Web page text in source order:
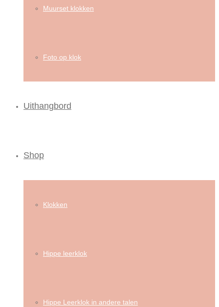
Muurset klokken
Foto op klok
Uithangbord
Shop
Klokken
Hippe leerklok
Hippe Leerklok in andere talen